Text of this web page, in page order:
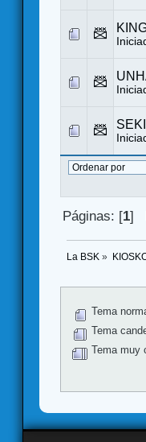
Páginas: [1]
La BSK »
Tema
Tema
Tema muy